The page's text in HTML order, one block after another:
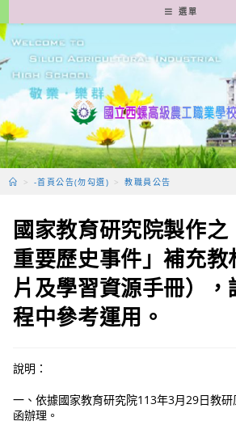
轉
至
要
容
選單
> -首頁公告(勿勾選) > 教職員公告
國家教育研究院製作
重要歷史事件」補充教
片及學習資源手冊）
程中參考運用。
說明：
一、依據國家教育研究院113年3月29日教
函辦理。